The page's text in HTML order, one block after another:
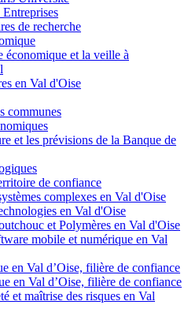
de recherche
économique et la veille à
en Val d'Oise
communes
et les prévisions de la Banque de
de confiance
complexes en Val d'Oise
en Val d'Oise
et Polymères en Val d'Oise
mobile et numérique en Val
en Val d’Oise, filière de confiance
en Val d’Oise, filière de confiance
et maîtrise des risques en Val